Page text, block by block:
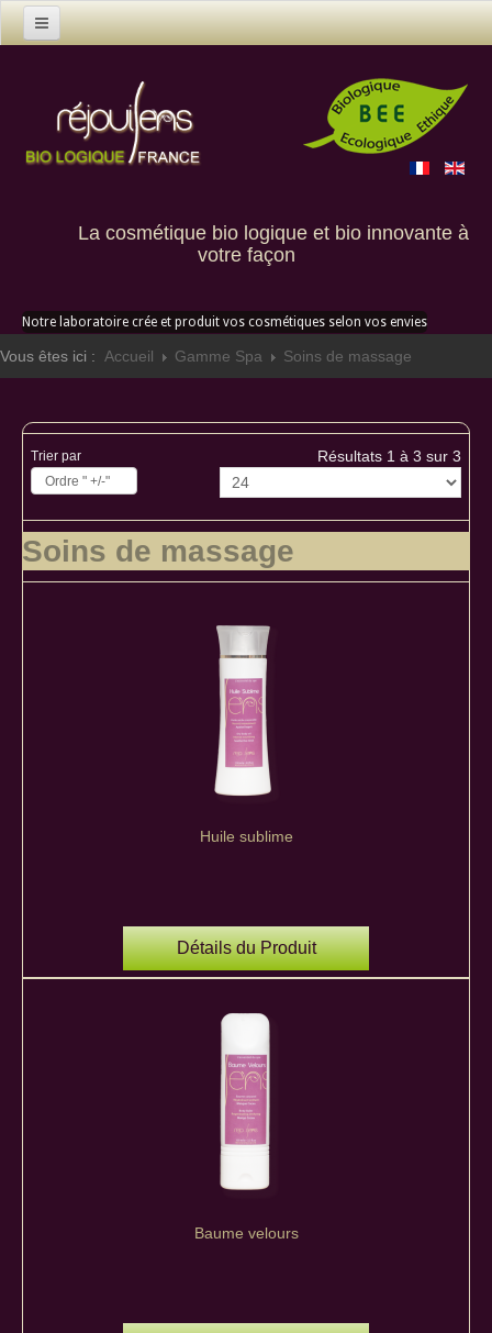
La cosmétique bio logique et bio innovante à
votre façon
Produits
Nous contacter
Créations sur mesure
Notre laboratoire crée et produit vos cosmétiques selon vos envies
Vous êtes ici : Accueil Gamme Spa Soins de massage
Trier par
Ordre " +/-"
Résultats 1 à 3 sur 3
Soins de massage
Huile sublime
Détails du Produit
Baume velours